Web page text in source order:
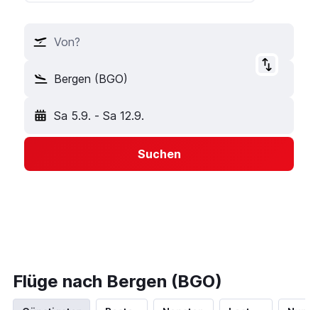
Von?
Bergen (BGO)
Sa 5.9. - Sa 12.9.
Suchen
Flüge nach Bergen (BGO)